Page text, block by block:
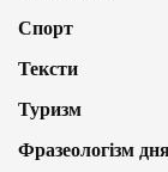
Спорт
Тексти
Туризм
Фразеологізм